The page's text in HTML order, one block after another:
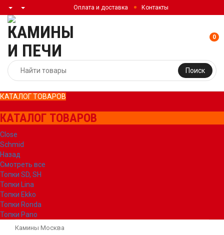
Оплата и доставка Контакты
Поиск
0
КАТАЛОГ ТОВАРОВ
КАТАЛОГ ТОВАРОВ
Close
Schmid
Назад
Смотреть все
Топки SD, SH
Топки Lina
Топки Ekko
Топки Ronda
Топки Pano
Камины Москва